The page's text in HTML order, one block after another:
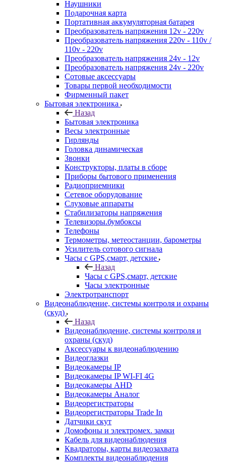
Наушники
Подарочная карта
Портативная аккумуляторная батарея
Преобразователь напряжения 12v - 220v
Преобразователь напряжения 220v - 110v /
110v - 220v
Преобразователь напряжения 24v - 12v
Преобразователь напряжения 24v - 220v
Сотовые аксессуары
Товары первой необходимости
Фирменный пакет
Бытовая электроника
Назад
Бытовая электроника
Весы электронные
Гирлянды
Головка динамическая
Звонки
Конструкторы, платы в сборе
Приборы бытового применения
Радиоприемники
Сетевое оборудование
Слуховые аппараты
Стабилизаторы напряжения
Телевизоры.бумбоксы
Телефоны
Термометры, метеостанции, барометры
Усилитель сотового сигнала
Часы с GPS,смарт, детские
Назад
Часы с GPS,смарт, детские
Часы электронные
Электротранспорт
Видеонаблюдение, системы контроля и охраны
(скуд)
Назад
Видеонаблюдение, системы контроля и
охраны (скуд)
Аксессуары к видеонаблюдению
Видеоглазки
Видеокамеры IP
Видеокамеры IP WI-FI 4G
Видеокамеры AHD
Видеокамеры Аналог
Видеорегистраторы
Видеорегистраторы Trade In
Датчики скут
Домофоны и электромех. замки
Кабель для видеонаблюдения
Квадраторы, карты видеозахвата
Комплекты видеонаблюдения